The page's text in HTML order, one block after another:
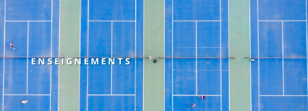
ENSEIGNEMENTS